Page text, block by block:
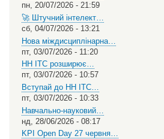
пн, 20/07/2026 - 21:59
🚀 Штучний інтелект…
сб, 04/07/2026 - 13:21
Нова міждисциплінарна…
пт, 03/07/2026 - 11:20
НН ІТС розширює…
пт, 03/07/2026 - 10:57
Вступай до НН ІТС…
пт, 03/07/2026 - 10:33
Навчально-науковий…
нд, 28/06/2026 - 08:17
KPI Open Day 27 червня…